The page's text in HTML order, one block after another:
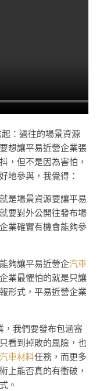
：過往的場景資源
想讓平易近營企業張
，但不是因為害怕，
地參與，我覺得：
是場景資源要讓平易
要對外公開往發布場
業確實有機會能夠參
夠讓平易近營企汽車
業最懼怕的就是只讓
形式，平易近營企業
，我們要發布包涵審
看到掉敗的風險，也
汽車材料任務，而更多
上能否真的有衝破，
。